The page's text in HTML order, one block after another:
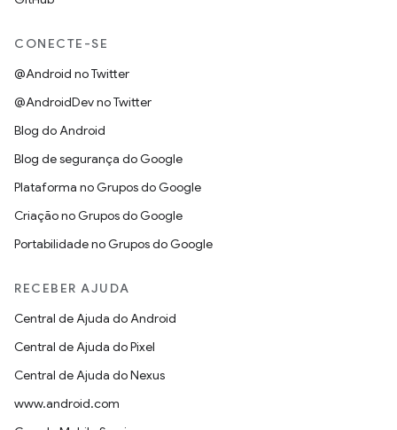
CONECTE-SE
@Android no Twitter
@AndroidDev no Twitter
Blog do Android
Blog de segurança do Google
Plataforma no Grupos do Google
Criação no Grupos do Google
Portabilidade no Grupos do Google
RECEBER AJUDA
Central de Ajuda do Android
Central de Ajuda do Pixel
Central de Ajuda do Nexus
www.android.com